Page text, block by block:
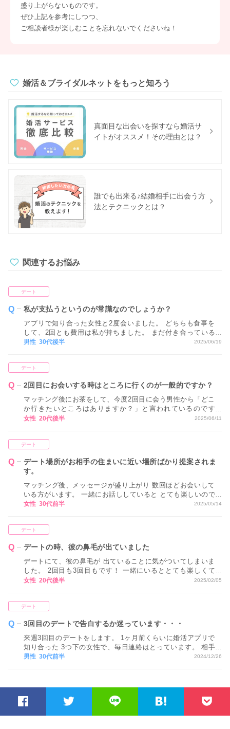
盛り上がらないものです。
ぜひ上記を参考にしつつ、
ご相談者様が楽しむことを忘れないでくださいね！
婚活＆ブライダルネットをもっと知ろう
真面目な出会いを探すなら婚活サ
イトがオススメ！その理由とは？
誰でも出来る♪結婚相手に出会う方
法とテクニックとは？
関連するお悩み
デート
私が支払うというのが常識なのでしょうか？
アプリで知り合った女性と2度会いました。 どちらも食事を
して、2回とも費用は私が持ちました。 まだ付き合っている
わけではないのですが、お相手ははじめから私が負担するも
しょうか？
男性 30代後半 2025/06/19
デート
2回目にお会いする時はところに行くのが一般的ですか？
マッチング後にお茶をして、今度2回目に会う男性から「どこ
か行きたいところはありますか？」と言われているのです
が、全然思いつきません。 2回目にお会いする時はところに
女性 20代後半 2025/06/11
デート
デート場所がお相手の住まいに近い場所ばかり提案されま
す。
マッチング後、メッセージが盛り上がり 数回ほどお会いして
いる方がいます。 一緒にお話ししていると とても楽しいので
すが、 毎回お会いするときには お相手の住まいに近い場所ば
ま関係を続けていいか不安になりました。 どうすればいいで
女性 30代前半 2025/05/14
デート
デートの時、彼の鼻毛が出ていました
デートにて、彼の鼻毛が 出ていることに気がついてしまいま
した。 2回目も3回目もです！ 一緒にいるととても楽しくて
恋愛感情も芽生え始めているのですが どうしても気になって
女性 20代後半 2025/02/05
デート
3回目のデートで告白するか迷っています・・・
来週3回目のデートをします。 1ヶ月前くらいに婚活アプリで
知り合った 3つ下の女性で、毎日連絡はとっています。 相手
もなくはないのかなと思い、 次会ったときに告白しようと思
えてください。
男性 30代前半 2024/12/26